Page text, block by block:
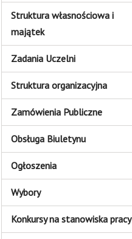
Struktura własnościowa i
majątek
Zadania Uczelni
Struktura organizacyjna
Zamówienia Publiczne
Obsługa Biuletynu
Ogłoszenia
Wybory
Konkursy na stanowiska pracy